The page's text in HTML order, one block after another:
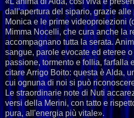
dall'apertura del sipario, grazie alle
Monica e le prime videoproiezioni
Mimma Nocelli, che cura anche la
accompagnano tutta la serata.
sangue, parole evocate ed eteree
passione, tormento e follia, farfalla
citare Arrigo Boito: questa è Alda,
cui ognuna di noi si può
Le straordinarie note di Nuti
versi della Merini, con tatto e
pura, all'energia più vitale».